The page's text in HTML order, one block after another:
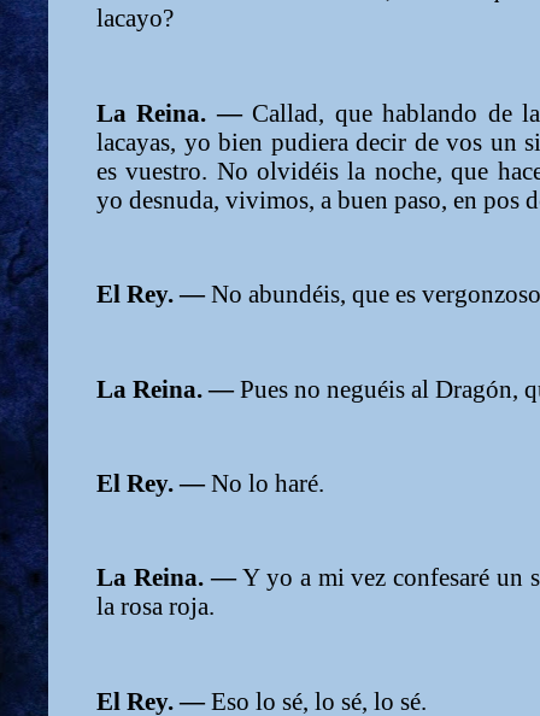
lacayo?
La Reina. —Callad, que hablando de
lacayas, yo bien pudiera decir de vos un
es vuestro. No olvidéis la noche, que
yo desnuda, vivimos, a buen paso, en pos
El Rey. —No abundéis, que es
La Reina. —Pues no neguéis al Dragón,
El Rey. —No lo haré.
La Reina. —Y yo a mi vez confesaré un
la rosa roja.
El Rey. —Eso lo sé, lo sé, lo sé.